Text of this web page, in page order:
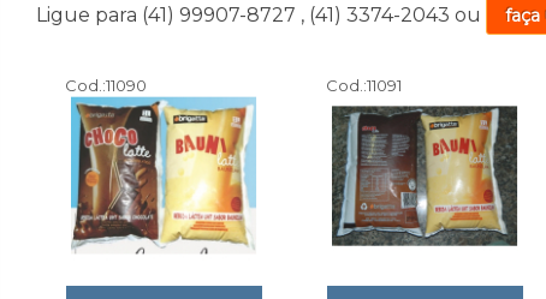
Ligue para (41) 99907-8727 , (41) 3374-2043 ou faça
Cod.:11090 Cod.:11091